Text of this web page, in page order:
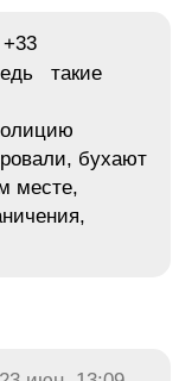
+33
такие
бухают
месте,